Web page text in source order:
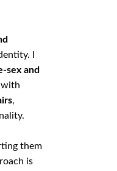
I
sex and
with
,
them
is